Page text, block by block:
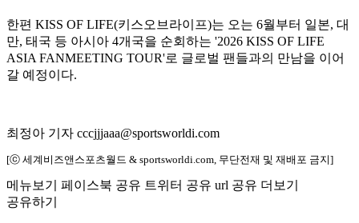
한편 KISS OF LIFE(키스오브라이프)는 오는 6월부터 일본, 대
만, 태국 등 아시아 4개국을 순회하는 '2026 KISS OF LIFE
ASIA FANMEETING TOUR'로 글로벌 팬들과의 만남을 이어
갈 예정이다.
최정아 기자 cccjjjaaa@sportsworldi.com
[ⓒ 세계비즈앤스포츠월드 & sportsworldi.com, 무단전재 및 재배포 금지]
메뉴보기 페이스북 공유 트위터 공유 url 공유 더보기
공유하기